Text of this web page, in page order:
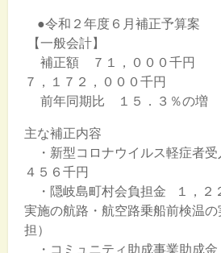
●令和２年度６月補正予算案
【一般会計】
補正額 ７１，０００千円
７，１７２，０００千円
前年同期比 １５．３％の増
主な補正内容
・新型コロナウイルス軽症者受
４５６千円
・隠岐島町村会負担金 １，２
実施の航路・航空路乗船前検温の
担
・コミュニティ助成事業助成金